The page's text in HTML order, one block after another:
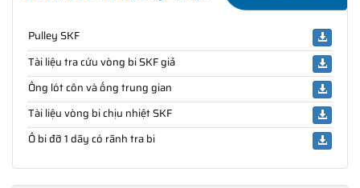
Pulley SKF
Tài liệu tra cứu vòng bi SKF giả
Ống lót côn và ống trung gian
Tài liệu vòng bi chịu nhiệt SKF
Ổ bi đỡ 1 dãy có rãnh tra bi